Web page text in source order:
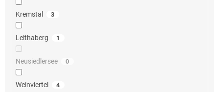
Kremstal 3
Leithaberg 1
Neusiedlersee 0
Weinviertel 4